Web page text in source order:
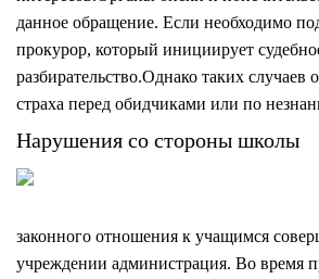
данное обращение. Если необходимо
прокурор, который инициирует
разбирательство.Однако таких случаев
страха перед обидчиками или по
Нарушения со стороны школы
законного отношения к учащимся
учреждении администрация. Во время